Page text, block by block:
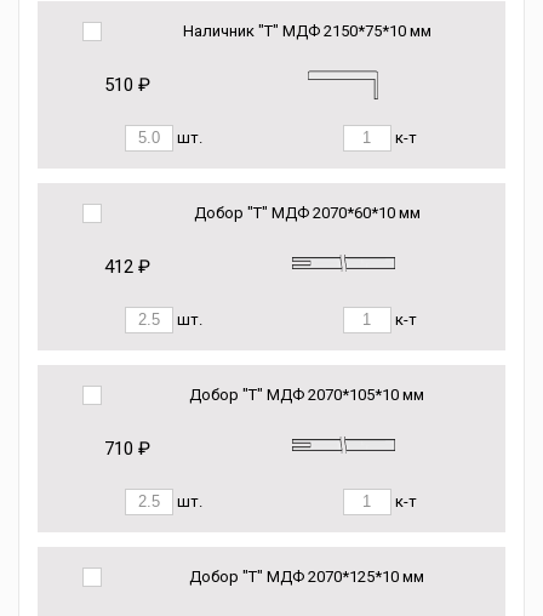
Наличник "Т" МДФ 2150*75*10 мм
510 ₽
шт. к-т
Добор "Т" МДФ 2070*60*10 мм
412 ₽
шт. к-т
Добор "Т" МДФ 2070*105*10 мм
710 ₽
шт. к-т
Добор "Т" МДФ 2070*125*10 мм